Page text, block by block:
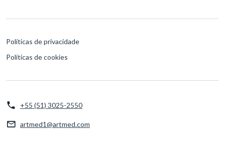
Políticas de privacidade
Políticas de cookies
+55 (51) 3025-2550
artmed1@artmed.com